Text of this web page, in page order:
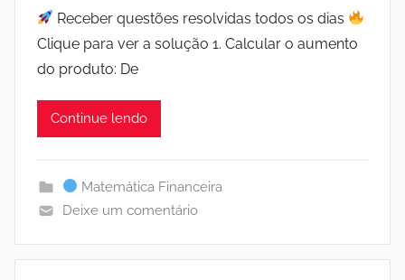
Receber questões resolvidas todos os dias
Clique para ver a solução 1. Calcular o aumento
do produto: De
Continue lendo
Matemática Financeira
Deixe um comentário